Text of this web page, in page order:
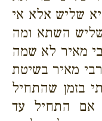
שליש אלא אי
השתא ומה
מאיר לא שמה
מאיר בשיטת
בזמן שהתחיל
התחיל עד